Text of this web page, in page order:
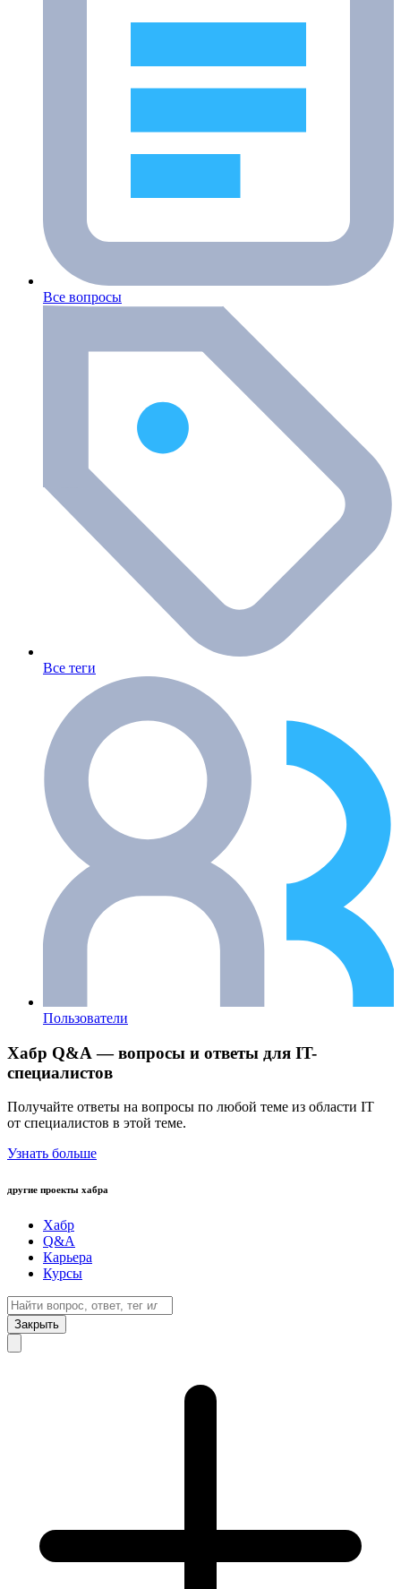
Все вопросы
Все теги
Пользователи
Хабр Q&A — вопросы и ответы для IT-
специалистов
Получайте ответы на вопросы по любой теме из области IT
от специалистов в этой теме.
Узнать больше
другие проекты хабра
Хабр
Q&A
Карьера
Курсы
Закрыть